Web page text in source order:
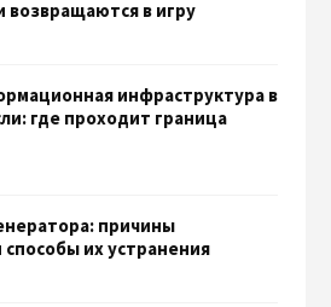
в игру
инфраструктура в
где проходит граница
причины
их устранения